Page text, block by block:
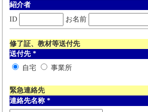
紹介者
ID
お名前
修了証、教材等送付先
送付先 *
自宅
事業所
緊急連絡先
連絡先名称 *